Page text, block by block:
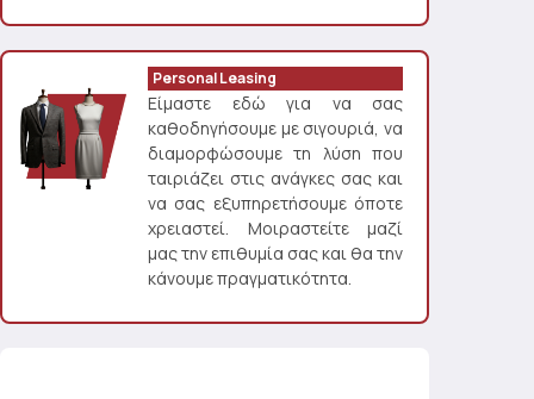
Personal Leasing
Είμαστε εδώ για να σας
καθοδηγήσουμε με σιγουριά, να
διαμορφώσουμε τη λύση που
ταιριάζει στις ανάγκες σας και
να σας εξυπηρετήσουμε όποτε
χρειαστεί. Μοιραστείτε μαζί
μας την επιθυμία σας και θα την
κάνουμε πραγματικότητα.